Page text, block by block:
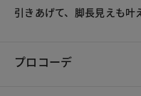
引きあげて、脚長見えも叶
プロコーデ